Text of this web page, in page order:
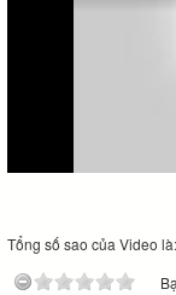
Tổng số sao của Video